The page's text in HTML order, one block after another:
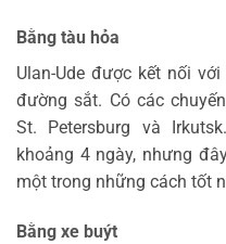
Bằng tàu hỏa
Ulan-Ude được kết nối
đường sắt. Có các
St. Petersburg và
khoảng 4 ngày, nhưng
một trong những cách tốt
Bằng xe buýt